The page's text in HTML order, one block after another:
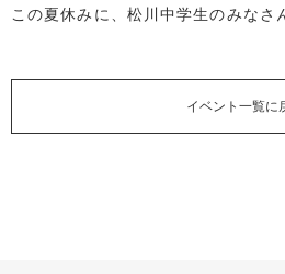
この夏休みに、松川中学生のみなさ
イベント一覧に